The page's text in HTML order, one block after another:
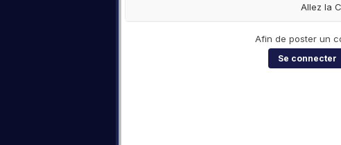
Allez la
Afin de poster un
Se connecter